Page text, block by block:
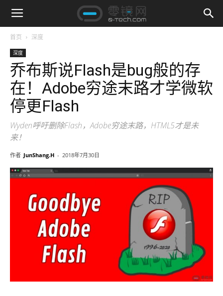
首页 深度
深度
乔布斯说Flash是bug般的存
在！Adobe穷途末路才学微软
停更Flash
Wyden呼吁删除Flash，Adobe穷途末路，HTML5才是未
来！
作者 JunShang.H - 2018年7月30日